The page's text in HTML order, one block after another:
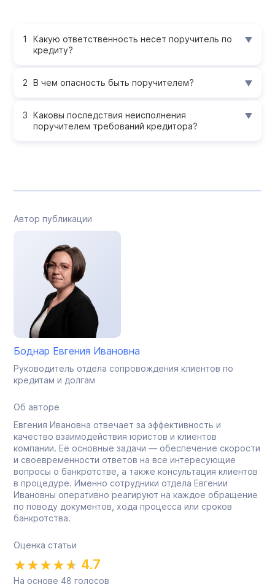
Какую ответственность несет поручитель по
кредиту?
В чем опасность быть поручителем?
Каковы последствия неисполнения
поручителем требований кредитора?
Автор публикации
Боднар Евгения Ивановна
Руководитель отдела сопровождения клиентов по
кредитам и долгам
Об авторе
Евгения Ивановна отвечает за эффективность и
качество взаимодействия юристов и клиентов
компании. Её основные задачи — обеспечение скорости
и своевременности ответов на все интересующие
вопросы о банкротстве, а также консультация клиентов
в процедуре. Именно сотрудники отдела Евгении
Ивановны оперативно реагируют на каждое обращение
по поводу документов, хода процесса или сроков
банкротства.
Оценка статьи
4.7
На основе 48 голосов